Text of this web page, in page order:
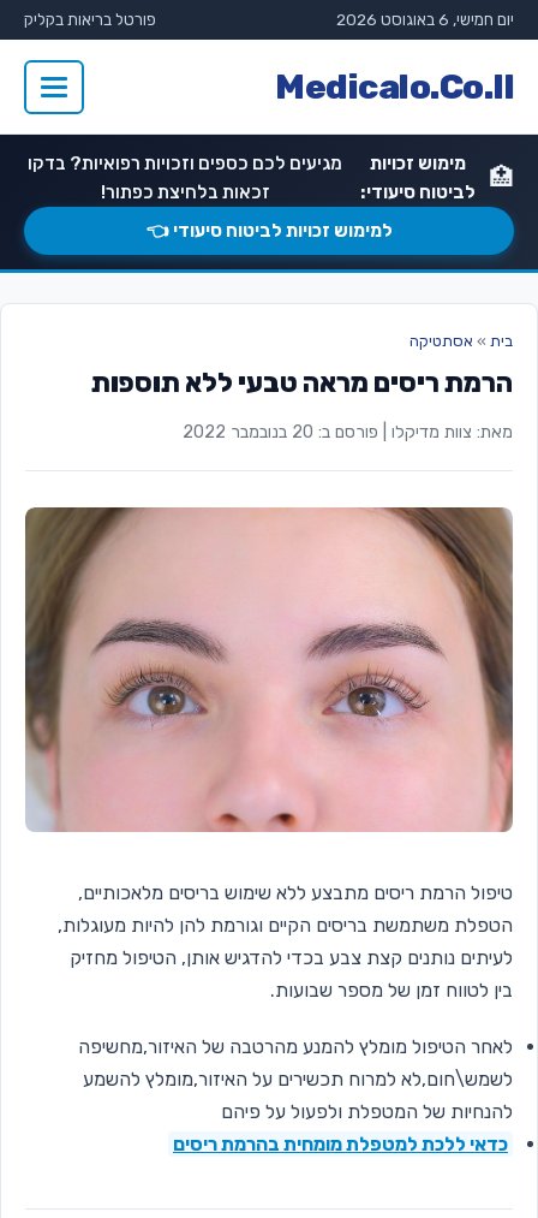
יום חמישי, 6 באוגוסט 2026 פורטל בריאות בקליק
Medicalo.Co.Il
🏥
מימוש זכויות
לביטוח סיעודי:
מגיעים לכם כספים וזכויות רפואיות? בדקו
זכאות בלחיצת כפתור!
למימוש זכויות לביטוח סיעודי 👈
בית » אסתטיקה
הרמת ריסים מראה טבעי ללא תוספות
מאת: צוות מדיקלו פורסם ב: 20 בנובמבר 2022
טיפול הרמת ריסים מתבצע ללא שימוש בריסים מלאכותיים,
הטפלת משתמשת בריסים הקיים וגורמת להן להיות מעוגלות,
לעיתים נותנים קצת צבע בכדי להדגיש אותן, הטיפול מחזיק
בין לטווח זמן של מספר שבועות.
לאחר הטיפול מומלץ להמנע מהרטבה של האיזור,מחשיפה
לשמש\חום,לא למרוח תכשירים על האיזור,מומלץ להשמע
להנחיות של המטפלת ולפעול על פיהם
כדאי ללכת למטפלת מומחית בהרמת ריסים